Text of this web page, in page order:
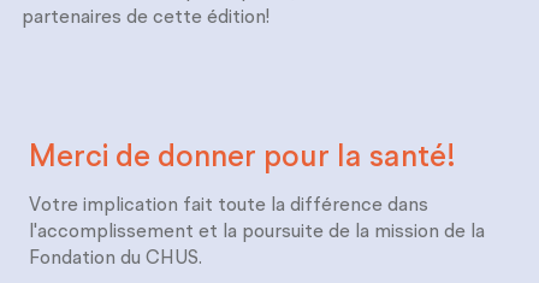
partenaires de cette édition!
Merci de donner pour la santé!
Votre implication fait toute la différence dans
l'accomplissement et la poursuite de la mission de la
Fondation du CHUS.